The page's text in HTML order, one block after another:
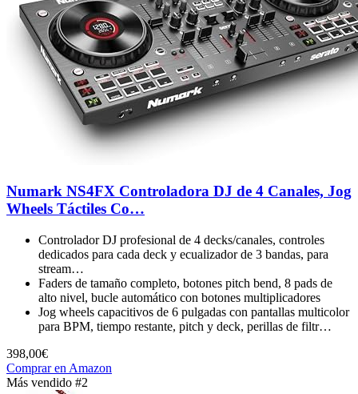
Numark NS4FX Controladora DJ de 4 Canales, Jog
Wheels Táctiles Co…
Controlador DJ profesional de 4 decks/canales, controles
dedicados para cada deck y ecualizador de 3 bandas, para
stream…
Faders de tamaño completo, botones pitch bend, 8 pads de
alto nivel, bucle automático con botones multiplicadores
Jog wheels capacitivos de 6 pulgadas con pantallas multicolor
para BPM, tiempo restante, pitch y deck, perillas de filtr…
398,00€
Comprar en Amazon
Más vendido #2